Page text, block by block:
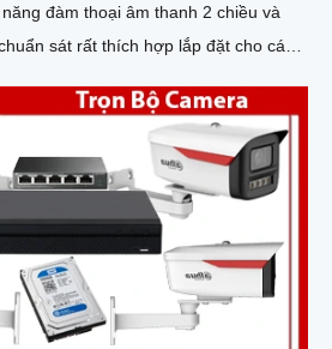
đàm thoại âm thanh 2 chiều và
sát rất thích hợp lắp đặt cho các
có thể đàm thoại được âm thanh 2